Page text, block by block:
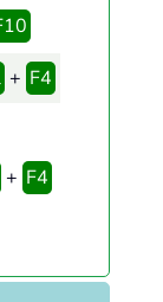
+ F4
+ F4